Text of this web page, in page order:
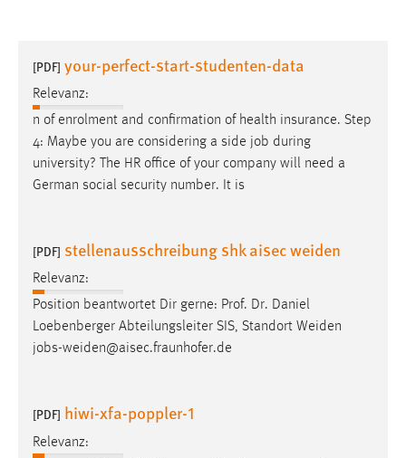
[PDF] your-perfect-start-studenten-data
Relevanz:
n of enrolment and confirmation of health insurance. Step
4: Maybe you are considering a side job during
university? The HR office of your company will need a
German social security number. It is
[PDF] stellenausschreibung shk aisec weiden
Relevanz:
Position beantwortet Dir gerne: Prof. Dr. Daniel
Loebenberger Abteilungsleiter SIS, Standort Weiden
jobs-weiden@aisec.fraunhofer.de
[PDF] hiwi-xfa-poppler-1
Relevanz:
Performance
Name:
staticfilecache
Zweck:
Für performante Seitenauslieferung wird in diesem Cookie
gespeichert, ob man eingeloggt ist.
Name:
site-language-preference
Zweck:
Das Cookie speichert die gewählte Sprache der Website.
Chat